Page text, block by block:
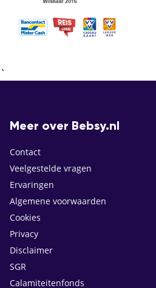
`
Meer over Bebsy.nl
Contact
Veelgestelde vragen
Ervaringen
Algemene voorwaarden
Cookies
Privacy
Disclaimer
SGR
Calamiteitenfonds